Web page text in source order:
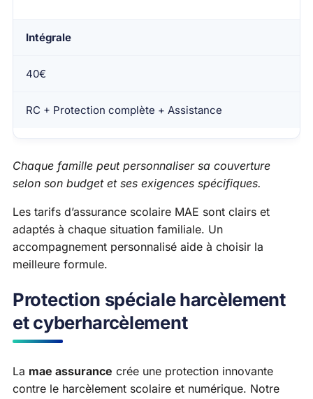
Intégrale
40€
RC + Protection complète + Assistance
Chaque famille peut personnaliser sa couverture
selon son budget et ses exigences spécifiques.
Les tarifs d’assurance scolaire MAE sont clairs et
adaptés à chaque situation familiale. Un
accompagnement personnalisé aide à choisir la
meilleure formule.
Protection spéciale harcèlement
et cyberharcèlement
La mae assurance crée une protection innovante
contre le harcèlement scolaire et numérique. Notre